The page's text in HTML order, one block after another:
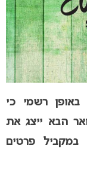
רשמי כי
הבא ייצג את
פרטים